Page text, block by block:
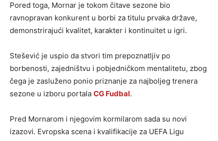
Pored toga, Mornar je tokom čitave sezone bio
ravnopravan konkurent u borbi za titulu prvaka države,
demonstrirajući kvalitet, karakter i kontinuitet u igri.
Stešević je uspio da stvori tim prepoznatljiv po
borbenosti, zajedništvu i pobjedničkom mentalitetu, zbog
čega je zasluženo ponio priznanje za najboljeg trenera
sezone u izboru portala CG Fudbal.
Pred Mornarom i njegovim kormilarom sada su novi
izazovi. Evropska scena i kvalifikacije za UEFA Ligu